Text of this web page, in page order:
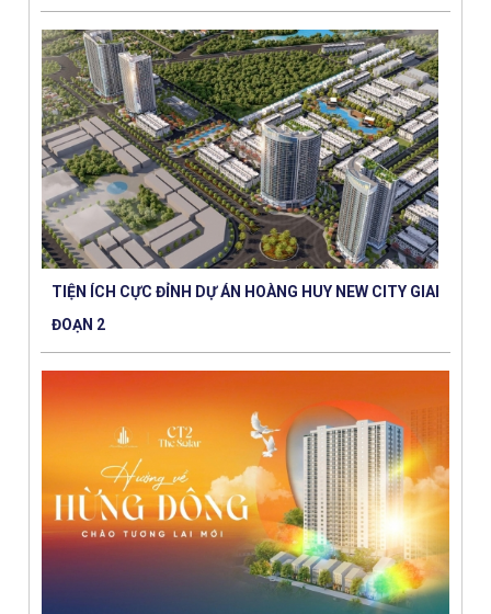
TIỆN ÍCH CỰC ĐỈNH DỰ ÁN HOÀNG HUY NEW CITY GIAI
ĐOẠN 2